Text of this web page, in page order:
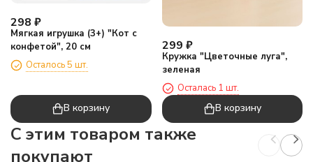
298 ₽
Мягкая игрушка (3+) "Кот с
конфетой", 20 см
Осталось 5 шт.
В корзину
299 ₽
Кружка "Цветочные луга",
зеленая
Осталась 1 шт.
В корзину
C этим товаром также
покупают